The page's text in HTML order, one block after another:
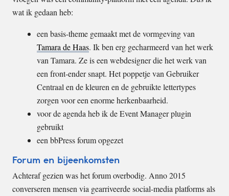
wat ik gedaan heb:
een basis-theme gemaakt met de vormgeving van
Tamara de Haas. Ik ben erg gecharmeerd van het werk
van Tamara. Ze is een webdesigner die het werk van
een front-ender snapt. Het poppetje van Gebruiker
Centraal en de kleuren en de gebruikte lettertypes
zorgen voor een enorme herkenbaarheid.
voor de agenda heb ik de Event Manager plugin
gebruikt
een bbPress forum opgezet
Forum en bijeenkomsten
Achteraf gezien was het forum overbodig. Anno 2015
converseren mensen via gearriveerde social-media platforms als